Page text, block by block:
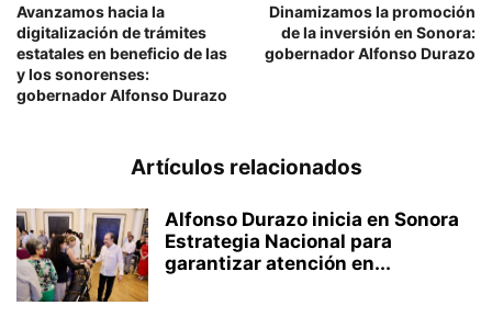
Avanzamos hacia la
digitalización de trámites
estatales en beneficio de las
y los sonorenses:
gobernador Alfonso Durazo
Dinamizamos la promoción
de la inversión en Sonora:
gobernador Alfonso Durazo
Artículos relacionados
Alfonso Durazo inicia en Sonora
Estrategia Nacional para
garantizar atención en...